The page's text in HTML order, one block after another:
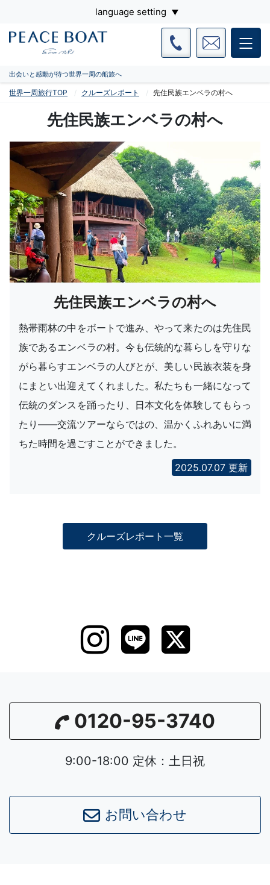
language setting
出会いと感動が待つ世界一周の船旅へ
世界一周旅行TOP クルーズレポート 先住民族エンベラの村へ
先住民族エンベラの村へ
先住民族エンベラの村へ
熱帯雨林の中をボートで進み、やって来たのは先住民
族であるエンベラの村。今も伝統的な暮らしを守りな
がら暮らすエンベラの人びとが、美しい民族衣装を身
にまとい出迎えてくれました。私たちも一緒になって
伝統のダンスを踊ったり、日本文化を体験してもらっ
たり――交流ツアーならではの、温かくふれあいに満
ちた時間を過ごすことができました。
2025.07.07 更新
クルーズレポート一覧
0120-95-3740
9:00-18:00 定休：土日祝
お問い合わせ